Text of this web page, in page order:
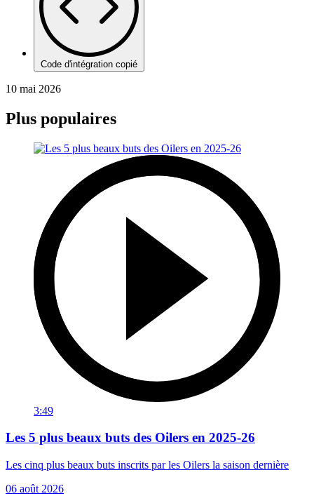
Code d'intégration copié
10 mai 2026
Plus populaires
3:49
Les 5 plus beaux buts des Oilers en 2025-26
Les cinq plus beaux buts inscrits par les Oilers la saison dernière
06 août 2026